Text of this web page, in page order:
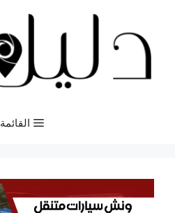
المحتوى
القائمة